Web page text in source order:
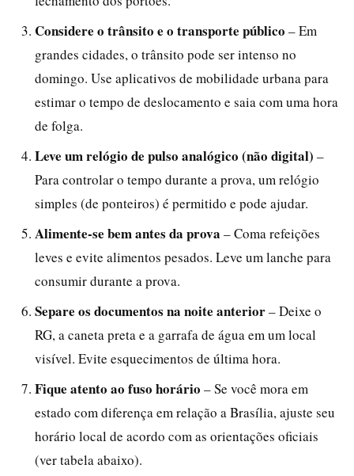
Considere o trânsito e o transporte público – Em
grandes cidades, o trânsito pode ser intenso no
domingo. Use aplicativos de mobilidade urbana para
estimar o tempo de deslocamento e saia com uma hora
de folga.
Leve um relógio de pulso analógico (não digital) –
Para controlar o tempo durante a prova, um relógio
simples (de ponteiros) é permitido e pode ajudar.
Alimente-se bem antes da prova – Coma refeições
leves e evite alimentos pesados. Leve um lanche para
consumir durante a prova.
Separe os documentos na noite anterior– Deixe o
RG, a caneta preta e a garrafa de água em um local
visível. Evite esquecimentos de última hora.
Fique atento ao fuso horário – Se você mora em
estado com diferença em relação a Brasília, ajuste seu
horário local de acordo com as orientações oficiais
(ver tabela abaixo).